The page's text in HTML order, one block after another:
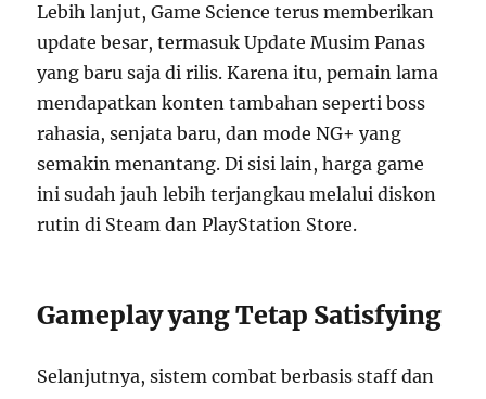
Lebih lanjut, Game Science terus memberikan
update besar, termasuk Update Musim Panas
yang baru saja di rilis. Karena itu, pemain lama
mendapatkan konten tambahan seperti boss
rahasia, senjata baru, dan mode NG+ yang
semakin menantang. Di sisi lain, harga game
ini sudah jauh lebih terjangkau melalui diskon
rutin di Steam dan PlayStation Store.
Gameplay yang Tetap Satisfying
Selanjutnya, sistem combat berbasis staff dan